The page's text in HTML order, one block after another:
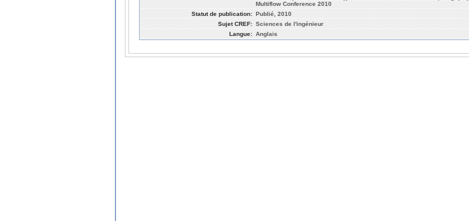
Multiflow Conference 2010
Statut de publication: Publié, 2010
Sujet CREF: Sciences de l'ingénieur
Langue: Anglais